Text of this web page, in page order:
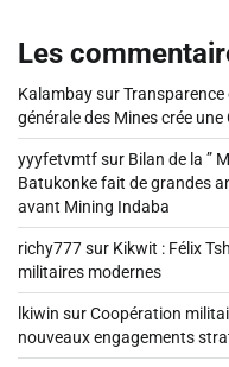
Les
KalambaysurTransparence
générale des Mines crée une
yyyfetvmtfsur Bilan de la ”
Batukonke fait de grandes
avant Mining Indaba
richy777sur Kikwit : Félix
militaires modernes
lkiwin surCoopération
nouveaux engagements